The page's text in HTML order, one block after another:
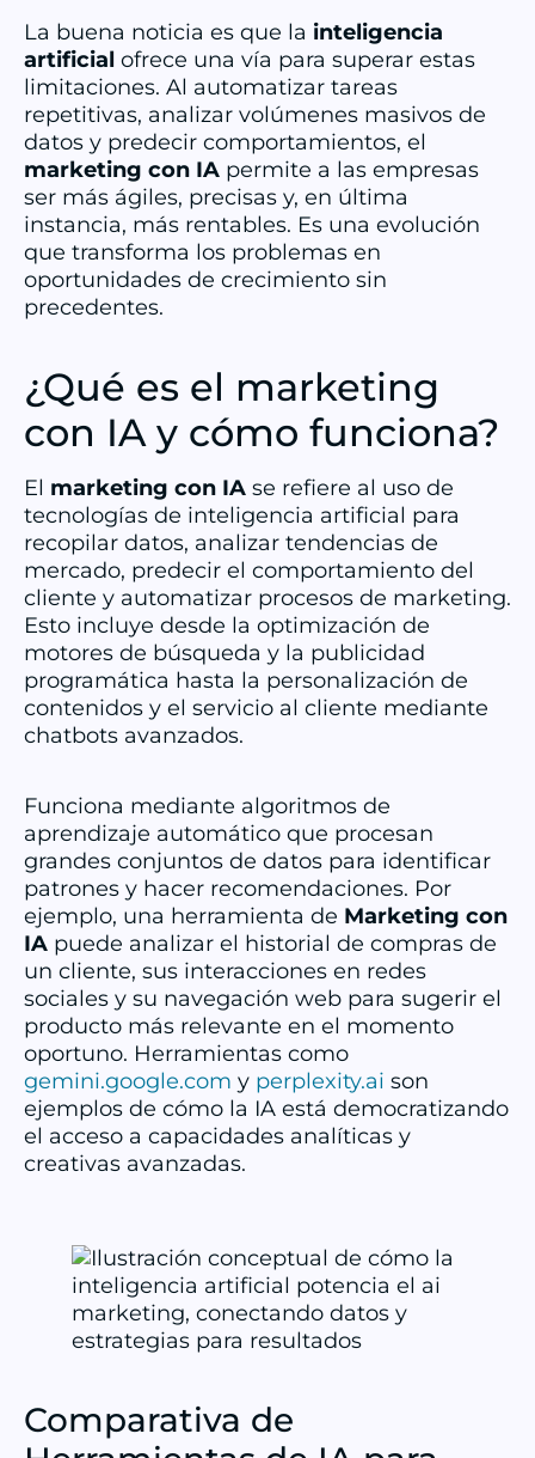
La buena noticia es que la inteligencia
artificial ofrece una vía para superar estas
limitaciones. Al automatizar tareas
repetitivas, analizar volúmenes masivos de
datos y predecir comportamientos, el
marketing con IA permite a las empresas
ser más ágiles, precisas y, en última
instancia, más rentables. Es una evolución
que transforma los problemas en
oportunidades de crecimiento sin
precedentes.
¿Qué es el marketing
con IA y cómo funciona?
El marketing con IA se refiere al uso de
tecnologías de inteligencia artificial para
recopilar datos, analizar tendencias de
mercado, predecir el comportamiento del
cliente y automatizar procesos de marketing.
Esto incluye desde la optimización de
motores de búsqueda y la publicidad
programática hasta la personalización de
contenidos y el servicio al cliente mediante
chatbots avanzados.
Funciona mediante algoritmos de
aprendizaje automático que procesan
grandes conjuntos de datos para identificar
patrones y hacer recomendaciones. Por
ejemplo, una herramienta de Marketing con
IA puede analizar el historial de compras de
un cliente, sus interacciones en redes
sociales y su navegación web para sugerir el
producto más relevante en el momento
oportuno. Herramientas como
gemini.google.com y perplexity.ai son
ejemplos de cómo la IA está democratizando
el acceso a capacidades analíticas y
creativas avanzadas.
Comparativa de